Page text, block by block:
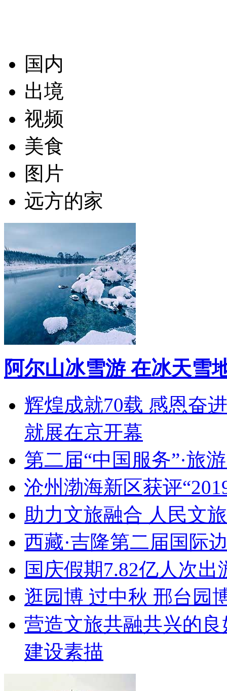
国内
出境
视频
美食
图片
远方的家
阿尔山冰雪游 在冰天雪
辉煌成就70载 感恩奋
就展在京开幕
第二届“中国服务”·旅
沧州渤海新区获评
助力文旅融合 人民文
西藏·吉隆第二届国际
国庆假期7.82亿人次
逛园博 过中秋 邢台园
营造文旅共融共兴的
建设素描